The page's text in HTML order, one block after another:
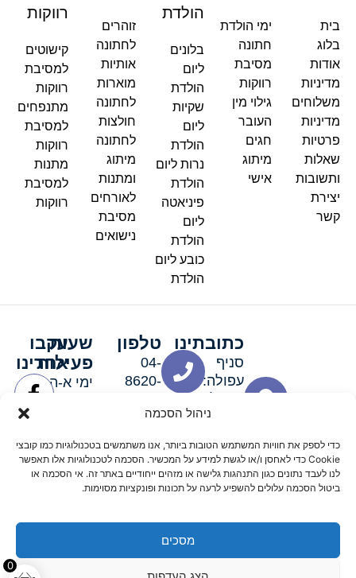
ניהול הסכמה
כדי לספק את חוויות המשתמש הטובות ביותר, אנו משתמשים בטכנולוגיות כמו קובצי
Cookie כדי לאחסן ו/או לגשת למידע על המכשיר. הסכמה לטכנולוגיות אלו תאפשר
לנו לעבד נתונים כגון התנהגות גלישה או מזהים ייחודיים באתר זה. אי הסכמה או
ביטול הסכמה עלולים להשפיע לרעה על תכונות ופונקציות מסוימות.
מסכים
0
בית
בלוג
אודות
מדיניות
משלוחים
מדיניות
פרטיות
שאלות
ותשובות
יצירת
קשר
ימי הולדת
חתונה
מסיבת
רווקות
גילוי מין
העובר
חגים
מיתוג
אישי
הולדת
בלונים
ליום
הולדת
שקיות
ליום
הולדת
נרות ליום
הולדת
פיניאטה
ליום
הולדת
כובע ליום
הולדת
זוהרים
לחתונה
אותיות
מוארות
לחתונה
חולצות
לחתונה
מיתוג
ומתנות
לאורחים
מסיבת
נישואים
רווקות
קישוטים
למסיבת
רווקות
מתנפחים
למסיבת
רווקות
מתנות
למסיבת
רווקות
כתובתינו
סניף
עפולה:
סניף מגדל
האלה 19
טלפון
04-
8620-
שעות
פעילות
ימי א-ה:
ימי שישי
וערבי חג:
8:30-
15:00
עקבו
אחרינו